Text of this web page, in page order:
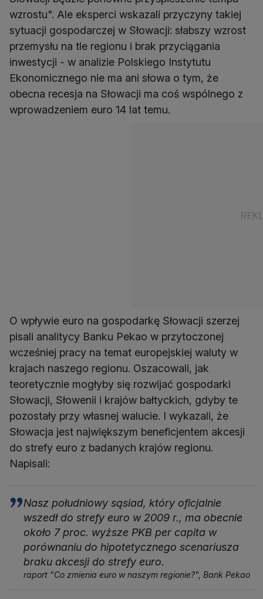
wzrostu". Ale eksperci wskazali przyczyny takiej
sytuacji gospodarczej w Słowacji: słabszy wzrost
przemysłu na tle regionu i brak przyciągania
inwestycji - w analizie Polskiego Instytutu
Ekonomicznego nie ma ani słowa o tym, że
obecna recesja na Słowacji ma coś wspólnego z
wprowadzeniem euro 14 lat temu.
O wpływie euro na gospodarkę Słowacji szerzej
pisali analitycy Banku Pekao w przytoczonej
wcześniej pracy na temat europejskiej waluty w
krajach naszego regionu. Oszacowali, jak
teoretycznie mogłyby się rozwijać gospodarki
Słowacji, Słowenii i krajów bałtyckich, gdyby te
pozostały przy własnej walucie. I wykazali, że
Słowacja jest największym beneficjentem akcesji
do strefy euro z badanych krajów regionu.
Napisali:
Nasz południowy sąsiad, który oficjalnie
wszedł do strefy euro w 2009 r., ma obecnie
około 7 proc. wyższe PKB per capita w
porównaniu do hipotetycznego scenariusza
braku akcesji do strefy euro.
raport "Co zmienia euro w naszym regionie?", Bank Pekao